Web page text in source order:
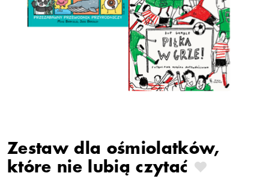
Zestaw dla ośmiolatków,
które nie lubią czytać